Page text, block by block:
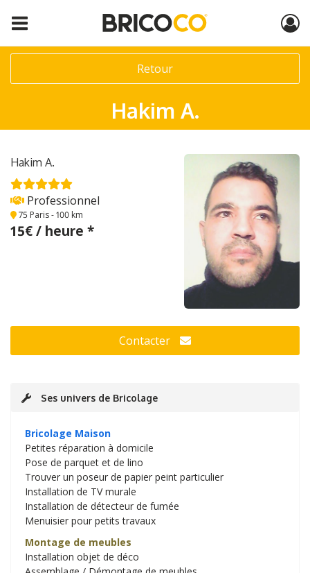
Hakim A.
Retour
Hakim A.
Professionnel
75 Paris- 100 km
15€ / heure *
Contacter
Ses univers de Bricolage
Bricolage Maison
Petites réparation à domicile
Pose de parquet et de lino
Trouver un poseur de papier peint particulier
Installation de TV murale
Installation de détecteur de fumée
Menuisier pour petits travaux
Montage de meubles
Installation objet de déco